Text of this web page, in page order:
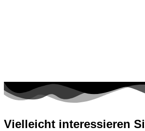
Vielleicht interessieren